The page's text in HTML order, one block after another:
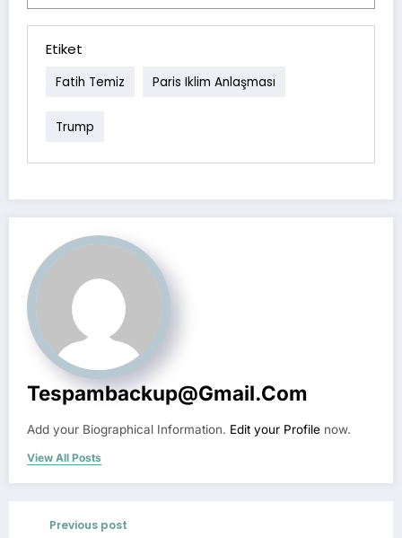
Etiket
Fatih Temiz Paris Iklim Anlaşması
Trump
Tespambackup@gmail.com
Add your Biographical Information. Edit your Profile now.
View All Posts
Previous post